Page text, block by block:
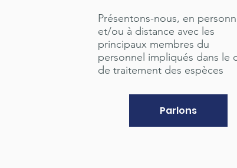
Présentons-nous, en
et/ou à distance avec les
principaux membres du
personnel impliqués dans le
de traitement des espèces
Parlons